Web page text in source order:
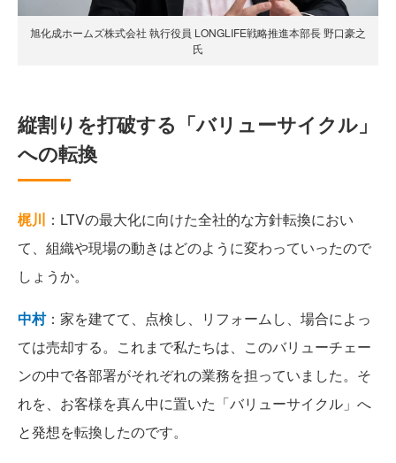
旭化成ホームズ株式会社 執行役員 LONGLIFE戦略推進本部長 野口豪之
氏
縦割りを打破する「バリューサイクル」
への転換
梶川 ：LTVの最大化に向けた全社的な方針転換におい
て、組織や現場の動きはどのように変わっていったので
しょうか。
中村：家を建てて、点検し、リフォームし、場合によっ
ては売却する。これまで私たちは、このバリューチェー
ンの中で各部署がそれぞれの業務を担っていました。そ
れを、お客様を真ん中に置いた「バリューサイクル」へ
と発想を転換したのです。